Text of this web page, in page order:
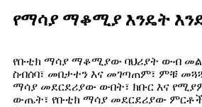
የማሳያ ማቆሚያ እንዴት
የቡቲክ ማሳያ ማቆሚያው ባህሪያት ውብ
ስብሰባ፣ መበታተን እና መገጣጠም፣ ምቹ
ማሳያ መደርደሪያው ውበት፣ ክቡር እና
ውጤት፣ የቡቲክ ማሳያ መደርደሪያው